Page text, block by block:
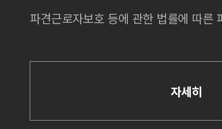
파견근로자보호 등에 관한 법률에 따른
자세히